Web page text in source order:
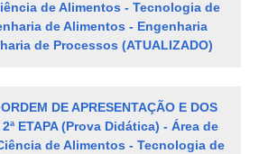
de Alimentos - Tecnologia de
de Alimentos - Engenharia
de Processos (ATUALIZADO)
DE APRESENTAÇÃO E DOS
2ª ETAPA (Prova Didática) -Área de
de Alimentos - Tecnologia de